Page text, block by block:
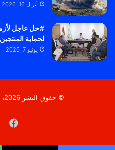
أبريل 16, 2026
#حل عاجل
لحماية
يونيو 7, 2026
© حقوق النشر 2026، جميع الحقوق محفوظة